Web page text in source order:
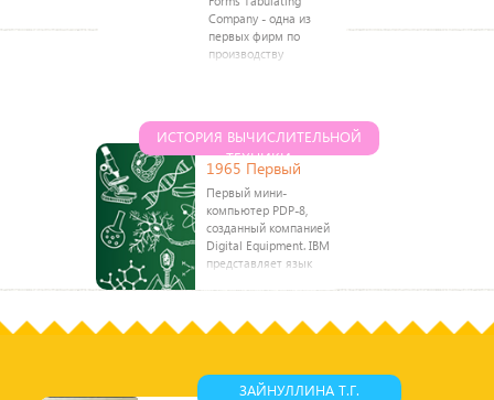
Company - одна из
первых фирм по
производству
производством
перфокарточных
вычислительных
машин для
ИСТОРИЯ ВЫЧИСЛИТЕЛЬНОЙ
ТЕХНИКИ
1965 Первый
Первый мини-
компьютер PDP-8,
созданный компанией
Digital Equipment. IBM
представляет язык
приступает к
ЗАЙНУЛЛИНА Т.Г.